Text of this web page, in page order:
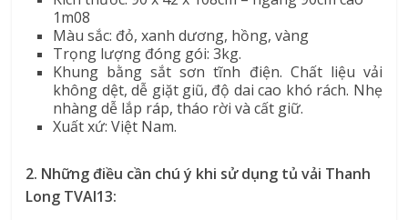
1m08
Màu sắc: đỏ, xanh dương, hồng, vàng
Trọng lượng đóng gói: 3kg.
Khung bằng sắt sơn tĩnh điện. Chất liệu vải
không dệt, dễ giặt giũ, độ dai cao khó rách. Nhẹ
nhàng dễ lắp ráp, tháo rời và cất giữ.
Xuất xứ: Việt Nam.
2. Những điều cần chú ý khi sử dụng tủ vải Thanh
Long TVAI13: